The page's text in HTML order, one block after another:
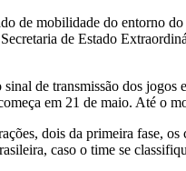
de mobilidade do entorno
de Estado
de transmissão dos
em 21 de maio. Até o
dois da primeira fase,
caso o time se